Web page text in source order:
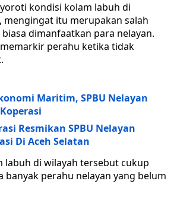
kondisi kolam labuh di
mengingat itu merupakan salah
dimanfaatkan para nelayan.
perahu ketika tidak
Maritim, SPBU Nelayan
Resmikan SPBU Nelayan
Di Aceh Selatan
labuh di wilayah tersebut cukup
banyak perahu nelayan yang belum